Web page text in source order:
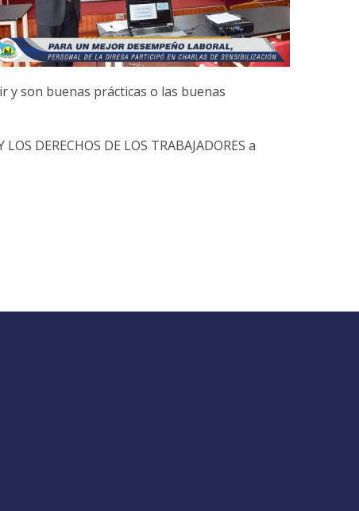
y son buenas prácticas o las buenas
DERECHOS DE LOS TRABAJADORES a